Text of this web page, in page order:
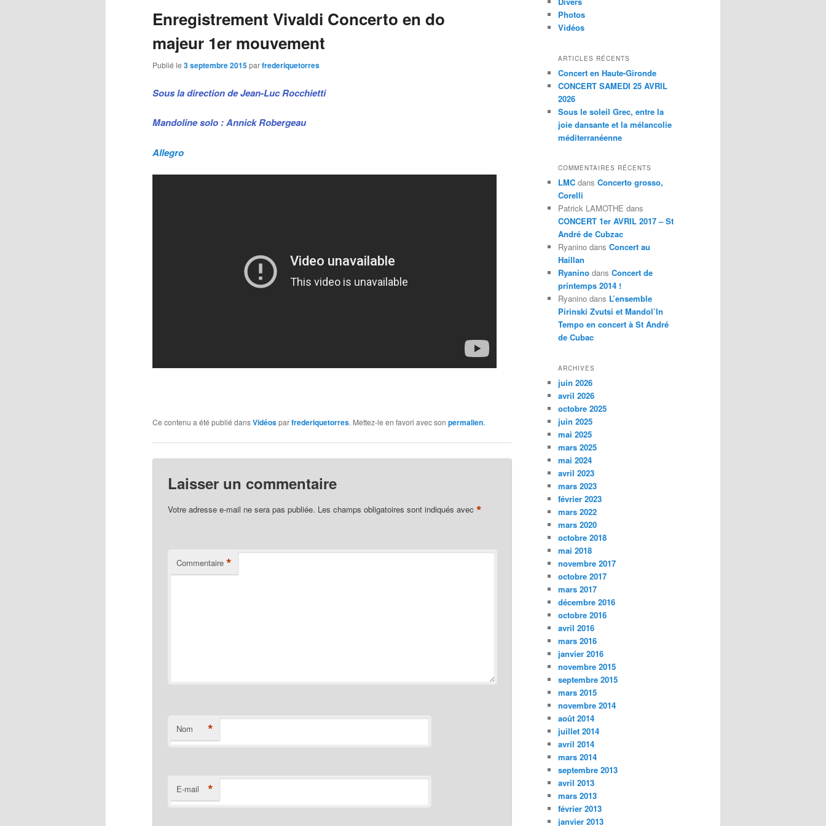
Enregistrement Vivaldi Concerto en do
majeur 1er mouvement
Publié le 3 septembre 2015parfrederiquetorres
Sous la direction de Jean-Luc Rocchietti
Mandoline solo : Annick Robergeau
Allegro
Ce contenu a été publié dansVidéosparfrederiquetorres. Mettez-le en favori avec son permalien.
Laisser un commentaire
Votre adresse e-mail ne sera pas publiée. Les champs obligatoires sont indiqués avec*
Commentaire *
Nom *
E-mail *
Photos
Vidéos
ARTICLES RÉCENTS
Concert en Haute-Gironde
CONCERT SAMEDI 25 AVRIL
2026
Sous le soleil Grec, entre la
joie dansante et la mélancolie
méditerranéenne
COMMENTAIRES RÉCENTS
LMC dans Concerto grosso,
Corelli
Patrick LAMOTHE dans
CONCERT 1er AVRIL 2017 – St
André de Cubzac
Ryanino dans Concert au
Haillan
Ryanino dans Concert de
printemps 2014 !
Ryanino dans L’ensemble
Pirinski Zvutsi et Mandol’In
Tempo en concert à St André
de Cubac
ARCHIVES
juin 2026
avril 2026
octobre 2025
juin 2025
mai 2025
mars 2025
mai 2024
avril 2023
mars 2023
février 2023
mars 2022
mars 2020
octobre 2018
mai 2018
novembre 2017
octobre 2017
mars 2017
décembre 2016
octobre 2016
avril 2016
mars 2016
janvier 2016
novembre 2015
septembre 2015
mars 2015
novembre 2014
août 2014
juillet 2014
avril 2014
mars 2014
septembre 2013
avril 2013
mars 2013
février 2013
janvier 2013